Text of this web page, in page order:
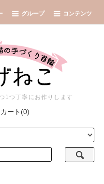
グループ コンテンツ
1つ丁寧にお作りします
カート(0)